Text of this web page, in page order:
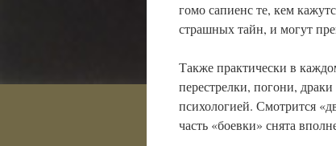
гомо сапиенс те, кем
страшных тайн, и могут
Также практически в
перестрелки, погони,
психологией. Смотрится
часть «боевки» снята